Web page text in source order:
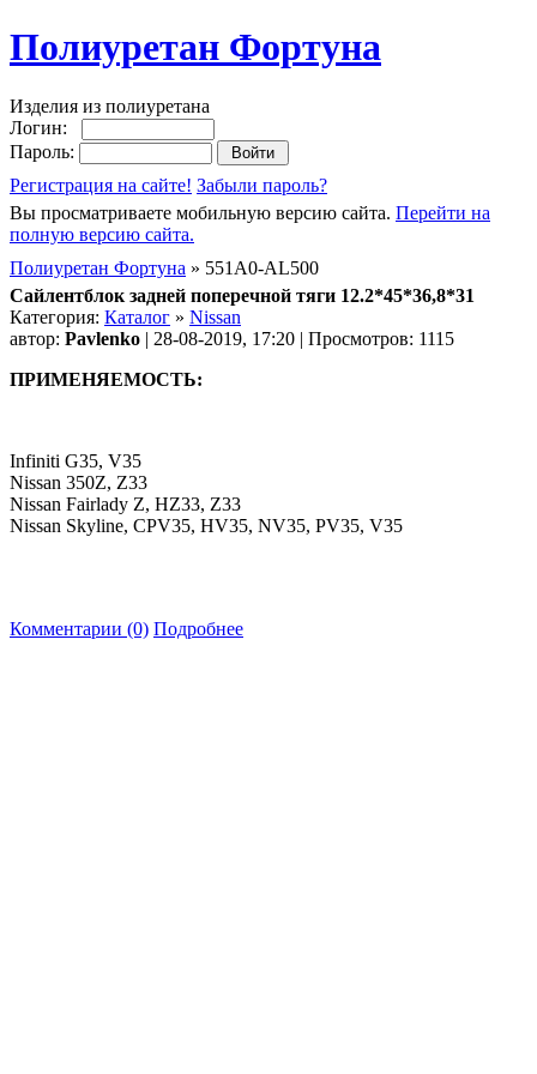
Полиуретан Фортуна
Изделия из полиуретана
Логин:
Пароль:
Регистрация на сайте! Забыли пароль?
Вы просматриваете мобильную версию сайта. Перейти на
полную версию сайта.
Полиуретан Фортуна » 551A0-AL500
Сайлентблок задней поперечной тяги 12.2*45*36,8*31
Категория: Каталог » Nissan
автор: Pavlenko | 28-08-2019, 17:20 | Просмотров: 1115
ПРИМЕНЯЕМОСТЬ:
Infiniti G35, V35
Nissan 350Z, Z33
Nissan Fairlady Z, HZ33, Z33
Nissan Skyline, CPV35, HV35, NV35, PV35, V35
Комментарии (0) Подробнее